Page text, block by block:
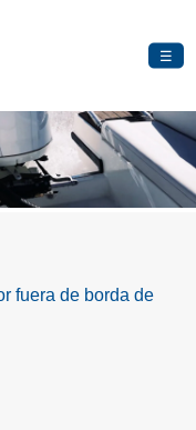
☰
fuera de borda de